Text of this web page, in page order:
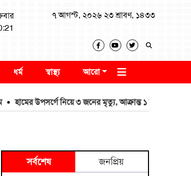
৭ আগস্ট, ২০২৬ ২৩ শ্রাবণ, ১৪৩৩
ধর্ম স্বাস্থ্য আরো
উপসর্গে নিয়ে ৩ জনের মৃত্যু, আক্রান্ত ১ হাজার ২১৮
সর্বশেষ জনপ্রিয়